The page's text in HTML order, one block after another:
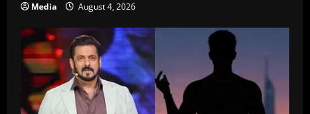
Media August 4, 2026